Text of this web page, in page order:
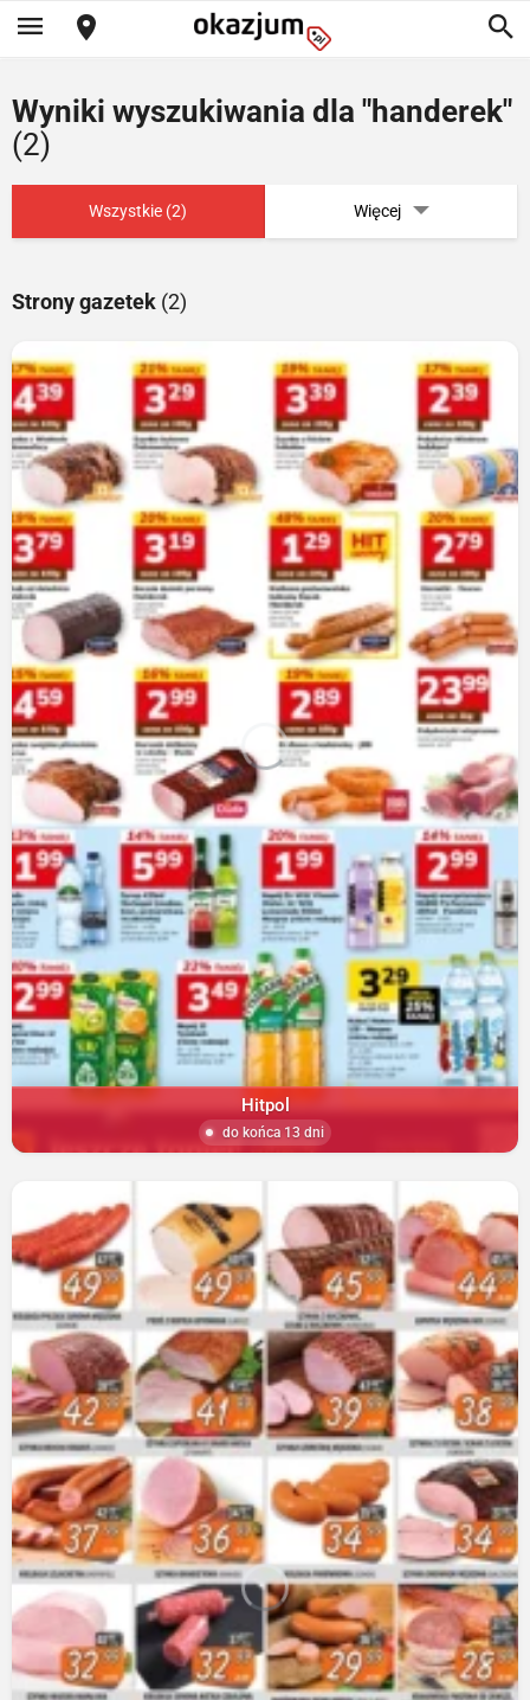
Wyniki wyszukiwania dla "handerek"
(2)
Wszystkie (2) Więcej
Strony gazetek (2)
Hitpol
do końca 13 dni